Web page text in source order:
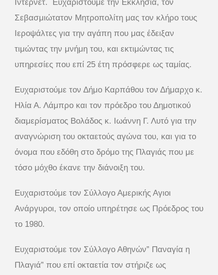
Ιντερνετ. Ευχαριστούμε την Εκκλησία, τον
Σεβασμιώτατον Μητροπολίτη μας τον κλήρο τους
Ιεροψάλτες για την αγάπη που μας έδειξαν
τιμώντας την μνήμη του, και εκτιμώντας τις
υπηρεσίες που επί 25 έτη πρόσφερε ως ταμίας.
Ευχαριστούμε τον Δήμο Καρπάθου τον Δήμαρχο κ.
Ηλία Α. Λάμπρο και τον πρόεδρο του Δημοτικού
διαμερίσματος Βολάδος κ. Ιωάννη Γ. Λυτό για την
αναγνώριση του οκταετούς αγώνα του, και για το
όνομα που εδόθη στο δρόμο της Πλαγιάς που με
τόσο μόχθο έκανε την διάνοιξη του.
Ευχαριστούμε τον Σύλλογο Αμερικής Αγιοι
Ανάργυροι, τον οποίο υπηρέτησε ως Πρόεδρος του
το 1980.
Ευχαριστούμε τον Σύλλογο Αθηνών” Παναγία η
Πλαγιά” που επί οκταετία τον στήριζε ως